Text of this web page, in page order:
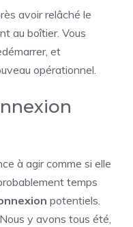
avoir relâché le
au boîtier. Vous
et
opérationnel.
à agir comme si elle
temps
potentiels.
y avons tous été,